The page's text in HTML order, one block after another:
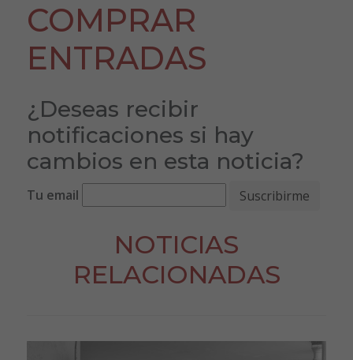
COMPRAR
ENTRADAS
¿Deseas recibir
notificaciones si hay
cambios en esta noticia?
Tu email
NOTICIAS
RELACIONADAS